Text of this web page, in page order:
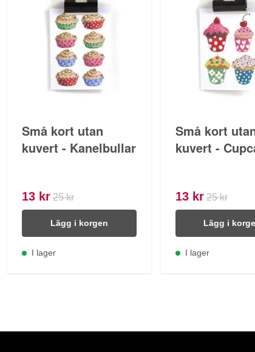
Små kort utan
kuvert - Kanelbullar
13 kr 25 kr
Lägg i korgen
I lager
Små kort
kuvert -
13 kr 25 kr
Lägg i
I lager